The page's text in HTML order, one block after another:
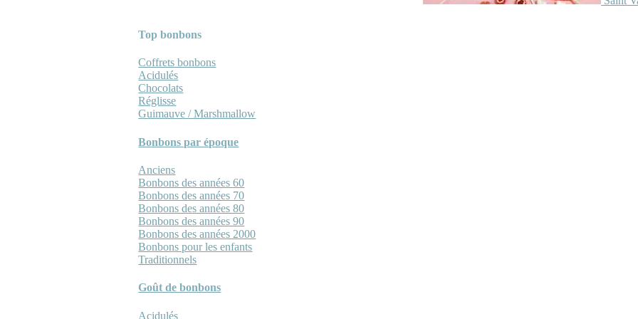
Top bonbons
Coffrets bonbons
Acidulés
Chocolats
Réglisse
Guimauve / Marshmallow
Bonbons par époque
Anciens
Bonbons des années 60
Bonbons des années 70
Bonbons des années 80
Bonbons des années 90
Bonbons des années 2000
Bonbons pour les enfants
Traditionnels
Goût de bonbons
Acidulés